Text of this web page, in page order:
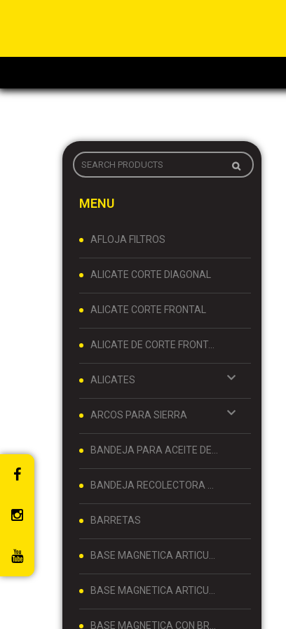
MENU
AFLOJA FILTROS
ALICATE CORTE DIAGONAL
ALICATE CORTE FRONTAL
ALICATE DE CORTE FRONTAL 8 PULGADAS
ALICATES
ARCOS PARA SIERRA
BARRETAS